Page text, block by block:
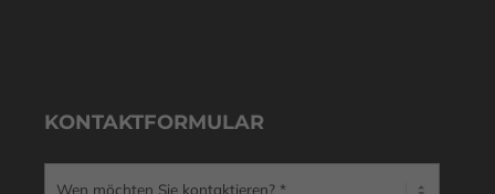
KONTAKTFORMULAR